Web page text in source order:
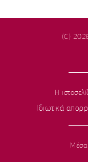
(C)
Η
Ιδιωτικά
Μέσα